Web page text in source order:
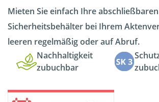
Mieten Sie einfach Ihre abschließbaren
Sicherheitsbehälter bei Ihrem
leeren regelmäßig oder auf Abruf.
Nachhaltigkeit
zubuchbar